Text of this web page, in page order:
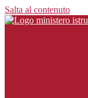
Salta al contenuto